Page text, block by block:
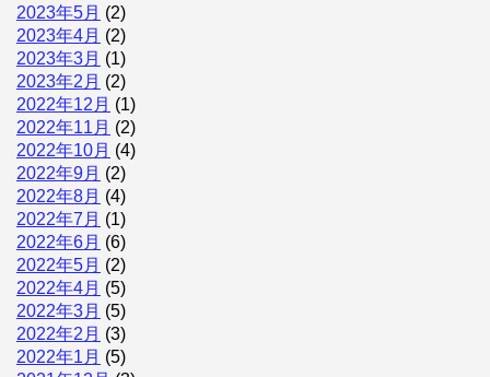
2023年5月 (2)
2023年4月 (2)
2023年3月 (1)
2023年2月 (2)
2022年12月 (1)
2022年11月 (2)
2022年10月 (4)
2022年9月 (2)
2022年8月 (4)
2022年7月 (1)
2022年6月 (6)
2022年5月 (2)
2022年4月 (5)
2022年3月 (5)
2022年2月 (3)
2022年1月 (5)